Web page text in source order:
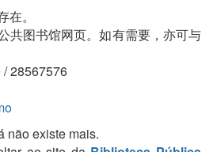
。
共图书馆网页。如有需要，亦可与
28567576
não existe mais.